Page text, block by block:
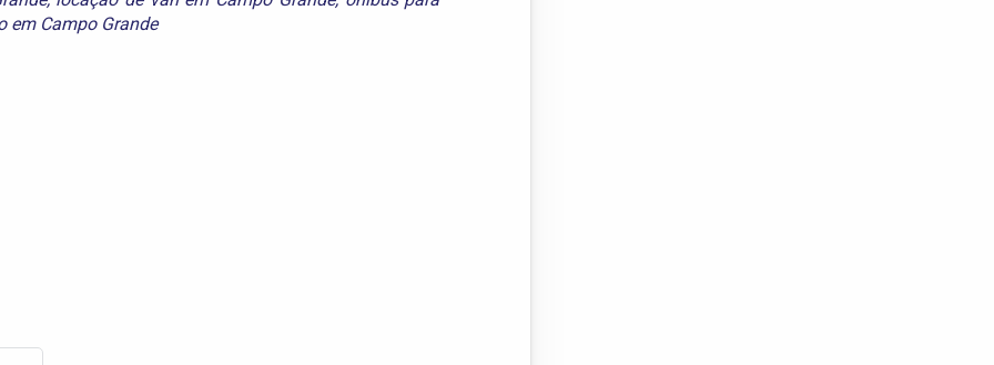
em Campo Grande